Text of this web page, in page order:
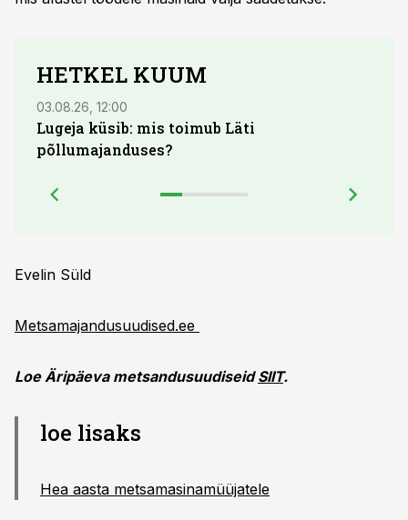
HETKEL KUUM
03.08.26, 12:00
Lugeja küsib: mis toimub Läti
põllumajanduses?
Evelin Süld
Metsamajandusuudised.ee
Loe Äripäeva metsandusuudiseidSIIT.
loe lisaks
Hea aasta metsamasina­müüjatele